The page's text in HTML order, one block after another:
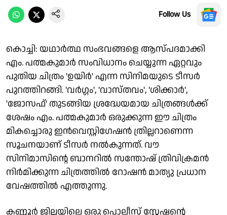
Follow Us
കൊച്ചി: യഥാർത്ഥ സംഭവങ്ങളെ ആസ്പദമാക്കി
എം. പത്മകുമാർ സംവിധാനം ചെയ്യുന്ന ഏറ്റവും
പുതിയ ചിത്രം 'ഉയിർ' എന്ന സിനിമയുടെ ടീസർ
പുറത്തിറങ്ങി. 'വർഗ്ഗം', 'വാസ്തവം', 'ശിക്കാർ',
'ജോസഫ്' തുടങ്ങിയ ശ്രദ്ധേയമായ ചിത്രങ്ങൾക്ക്
ശേഷം എം. പത്മകുമാർ ഒരുക്കുന്ന ഈ ചിത്രം
മികച്ചൊരു ഇൻവെസ്റ്റിഗേഷൻ ത്രില്ലറാണെന്ന
സൂചനയാണ് ടീസർ നൽകുന്നത്. വൗ
സിനിമാസിന്റെ ബാനറിൽ സന്തോഷ് ത്രിവിക്രമൻ
നിർമിക്കുന്ന ചിത്രത്തിൽ റോഷൻ മാത്യു പ്രധാന
വേഷത്തിൽ എത്തുന്നു.
കണ്ണൂർ ജില്ലയിലെ ഒരു പൊലീസ് സ്റ്റേഷന്റെ